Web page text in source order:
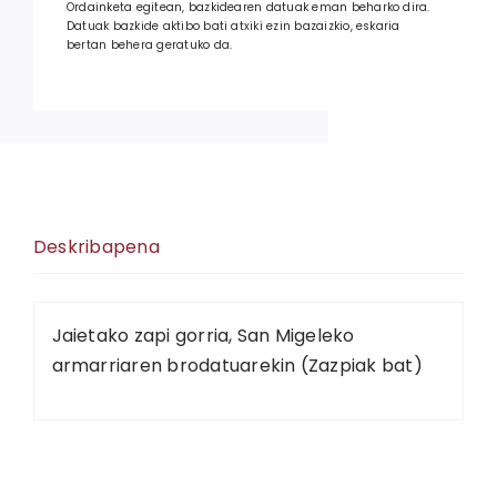
Ordainketa egitean, bazkidearen datuak eman beharko dira.
Datuak bazkide aktibo bati atxiki ezin bazaizkio, eskaria
bertan behera geratuko da.
Deskribapena
Jaietako zapi gorria, San Migeleko
armarriaren brodatuarekin (Zazpiak bat)